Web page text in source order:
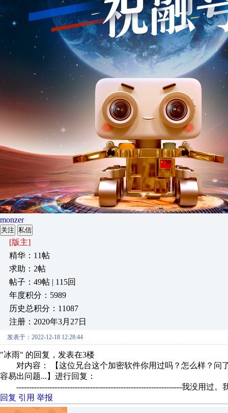
monzer
关注 私信
[版主]
精华：11帖
求助：2帖
帖子：49帖 | 115回
年度积分：5989
历史总积分：11087
注册：2020年3月27日
发表于：2022-12-18 12:28:44
"冰雨" 的回复，发表在3楼
对内容： 【这位兄台这个加密软件你用过吗？怎么样？问
容易出问题...】进行回复：
-----------------------------------------------------------------我没用过。
回复 引用 举报